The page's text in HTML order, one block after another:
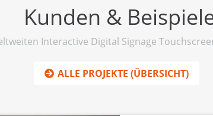
Kunden &
Interactive Digital Signage
ALLE PROJEKTE (ÜBERSICHT)